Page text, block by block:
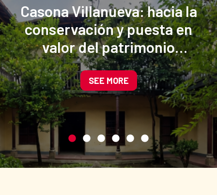
Casona Villanueva: hacia la
conservación y puesta en
valor del patrimonio
cultural del centro
histórico de Cajamarca
SEE MORE